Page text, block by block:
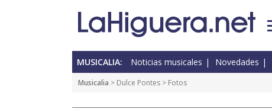
MUSICALIA: Noticias musicales Novedades
Musicalia > Dulce Pontes > Fotos